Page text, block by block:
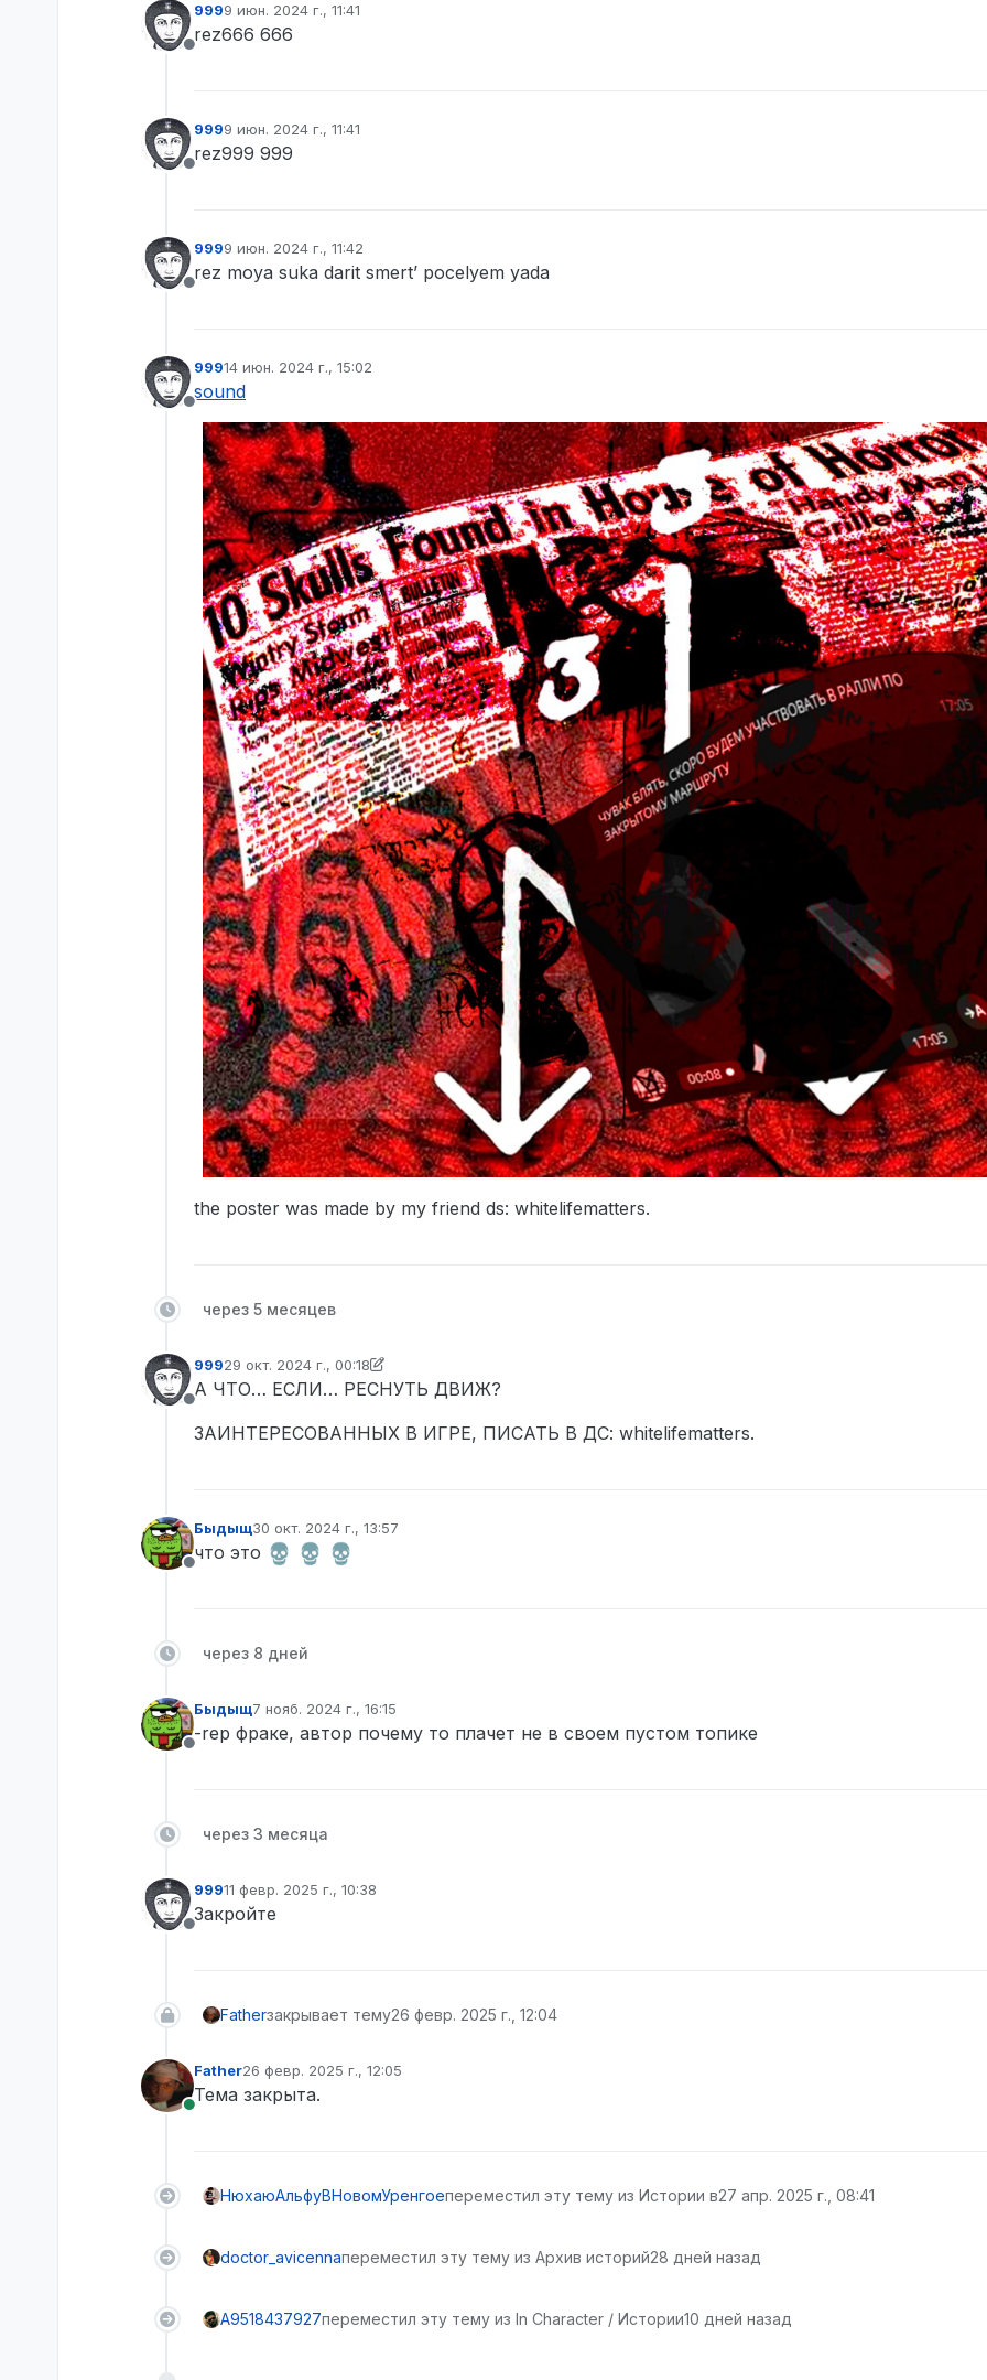
Не в сети
9999 июн. 2024 г., 11:41
отредактировано
rez666 666
Не в сети
9999 июн. 2024 г., 11:41
отредактировано
rez999 999
Не в сети
9999 июн. 2024 г., 11:42
отредактировано
rez moya suka darit smert’ pocelyem yada
Не в сети
99914 июн. 2024 г., 15:02
отредактировано
sound
the poster was made by my friend ds: whitelifematters.
через 5 месяцев
Не в сети
99929 окт. 2024 г., 00:18
отредактировано 999
А ЧТО… ЕСЛИ… РЕСНУТЬ ДВИЖ?
ЗАИНТЕРЕСОВАННЫХ В ИГРЕ, ПИСАТЬ В ДС: whitelifematters.
Не в сети
Быдыщ30 окт. 2024 г., 13:57
отредактировано
что это
через 8 дней
Не в сети
Быдыщ7 нояб. 2024 г., 16:15
отредактировано
-rep фраке, автор почему то плачет не в своем пустом топике
через 3 месяца
Не в сети
99911 февр. 2025 г., 10:38
отредактировано
Закройте
Fatherзакрывает тему26 февр. 2025 г., 12:04
В сети
Father26 февр. 2025 г., 12:05
отредактировано
Тема закрыта.
НюхаюАльфуВНовомУренгоепереместил эту тему из Истории в27 апр. 2025 г., 08:41
doctor_avicennaпереместил эту тему из Архив историй28 дней назад
A9518437927переместил эту тему из In Character / Истории10 дней назад